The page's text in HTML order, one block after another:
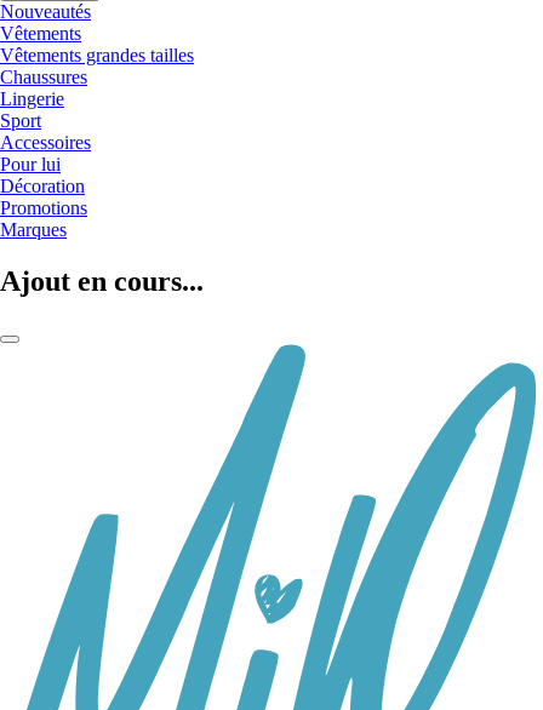
Nouveautés
Vêtements
Vêtements grandes tailles
Chaussures
Lingerie
Sport
Accessoires
Pour lui
Décoration
Promotions
Marques
Ajout en cours...